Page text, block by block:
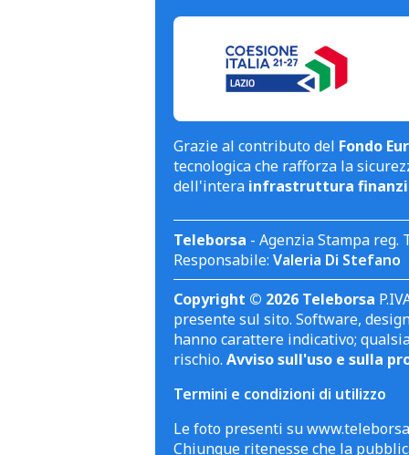
Grazie al contributo del Fondo
tecnologica che rafforza la
dell'intera infrastruttura
Teleborsa - Agenzia Stampa
Responsabile: Valeria Di Stefano
Copyright © 2026 Teleborsa
presente sul sito. Software,
hanno carattere indicativo;
rischio. Avviso sull'uso e sulla
Termini e condizioni di utilizzo
Le foto presenti su
Chiunque ritenesse che la